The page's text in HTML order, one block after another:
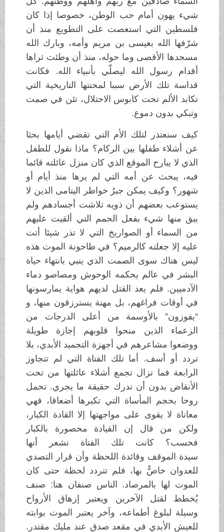
شيء يهون أمام حب الوطن، خصوصا إذا كان
فلسطين التي استعصت على التطويع منذ أن
شرّفها الله بعيسى بن مريم وأمه، وبارك الله
مسجدها الأقصى وما حوله، منذ أن وطئت ثراها
أقدام رسول الله ليصلّي بأنبياء الله. فكانت
قداسة تلك الأرض سببا لمحنتها التاريخية التي
تكابد الألم تحت كابوس الاحتلال، تئن في صمت
وتبكي بدون دموع.
كيف سنعتذر لتلك الأم التي تقضي أيامها بحثا
عن أشلاء طفلها بين الركام؟ ماذا نقول للطفل
الذي لا يبارح الموقع الذي كان منزل عائلته قائما
فيه، يبحث عن أمه التي لم يرها منذ أيام أو
شهور؟ وكيف يمكن جبرُ خواطر اليتامى الذين لا
يستوعب بعضهم أن ذويه تلاشت أجسادهم ولم
يبق منها شيء بفعل الحمم التي ألقيت عليهم
من السماء أو الصواريخ التي لا تذر شيئا أتت
عليه إلا جعلته كالرميم؟ في طاحونة الموت هذه
ليس هناك سوى الصمت الذي ينبي بانتهاء حياة
البشر في عالم يحكمه الوحوش ومصاصو دماء
الآدميين. فلم يعد القتل لديهم هواية يمارسونها
في أوقات فراغهم، بل مهنة يسترزقون منها، و
“يفوزون” بالأوسمة من أعلى الدرجات من
الزعماء الذين منحوا قلوبهم إجازة طويلة
ووضعوا مشاعرهم في أجهزة التجميد الأبدي، بلا
تردد أو أسف. أما تلك الفتاة التي لم تتجاوز
الرابعة فما تزال تجمع أشلاء عائلتها من تحت
الأنقاض بدون أن تدرك حقيقة ما يجري. تحمل
روحا بحجم المأساة التي تكبرها أضعافا، فهي
معاناة لا يقوى على مواجهتها إلا القادة الكبار،
ولكن من قال إن القيادة محصورة بالكبار
فحسب؟ كانت تلك الفتاة تشعر أنها
سيدة الموقف وقائدة اللحظة وأن قرار التصدي
للعدوان خاصٌّ بها، فلم تتردد لحظة حتى كان
الموت لها بالمرصاد. الناس صنفان هنا: صنف
يُخطط لقتل الآخرين ويعتبر إزهاق الأرواح
وسيلة لبلوغ أطماعه، وآخر يعتبر الموت بوابته
للعيش الأبدي في مقعد صدق عند مليك مقتدر.